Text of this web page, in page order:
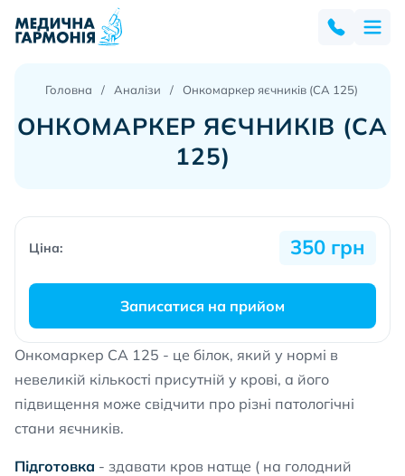
Головна Аналізи Онкомаркер яєчників (СА 125)
ОНКОМАРКЕР ЯЄЧНИКІВ (СА
125)
Онкомаркер СА 125 - це білок, який у нормі в
невеликій кількості присутній у крові, а його
підвищення може свідчити про різні патологічні
стани яєчників.
Підготовка - здавати кров натще ( на голодний
Ціна: 350 грн
Записатися на прийом